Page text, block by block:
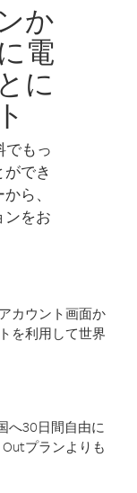
か
電
に
でもっ
でき
ら、
ンをお
カウント画面か
を利用して世界
へ30日間自由に
プランよりも